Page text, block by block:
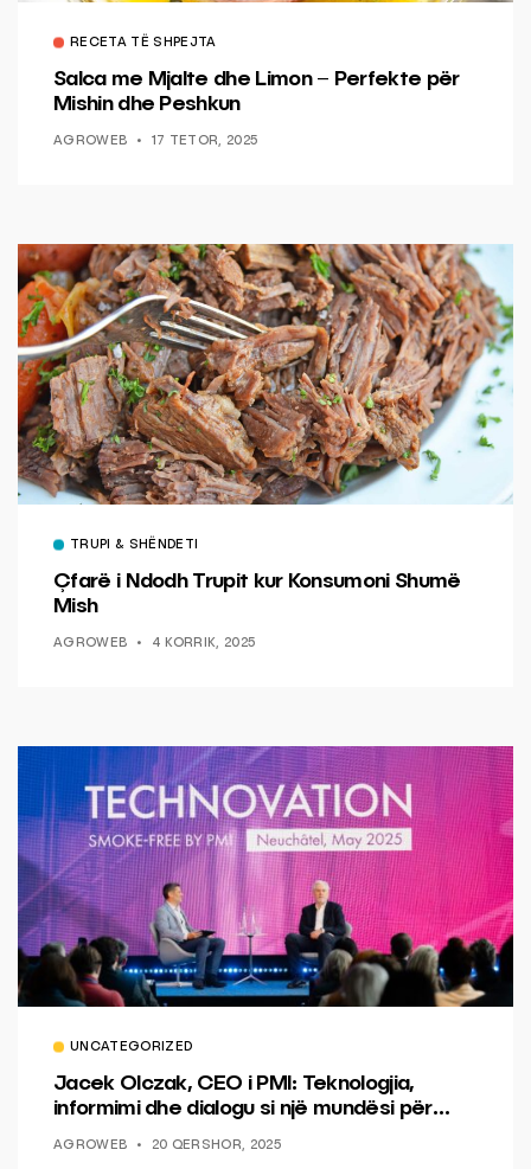
RECETA TË SHPEJTA
Salca me Mjalte dhe Limon – Perfekte për
Mishin dhe Peshkun
AGROWEB 17 TETOR, 2025
TRUPI & SHËNDETI
Çfarë i Ndodh Trupit kur Konsumoni Shumë
Mish
AGROWEB 4 KORRIK, 2025
UNCATEGORIZED
Jacek Olczak, CEO i PMI: Teknologjia,
informimi dhe dialogu si një mundësi për
AGROWEB 20 QERSHOR, 2025